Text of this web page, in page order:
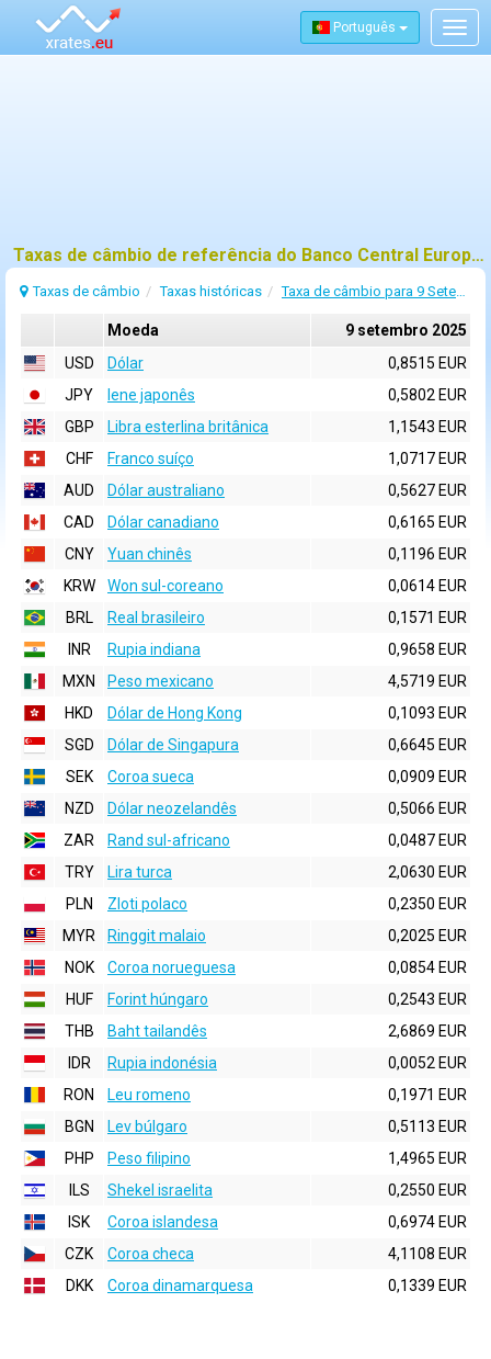
Português
Taxas de câmbio de referência do Banco Central Europeu (BCE) para 9 setembro 2025
Taxas de câmbio Taxas históricas Taxa de câmbio para 9 Setembro 2025
Moeda
9 setembro 2025
USD
Dólar
0,8515 EUR
JPY
Iene japonês
0,5802 EUR
GBP
Libra esterlina britânica
1,1543 EUR
CHF
Franco suíço
1,0717 EUR
AUD
Dólar australiano
0,5627 EUR
CAD
Dólar canadiano
0,6165 EUR
CNY
Yuan chinês
0,1196 EUR
KRW
Won sul-coreano
0,0614 EUR
BRL
Real brasileiro
0,1571 EUR
INR
Rupia indiana
0,9658 EUR
MXN
Peso mexicano
4,5719 EUR
HKD
Dólar de Hong Kong
0,1093 EUR
SGD
Dólar de Singapura
0,6645 EUR
SEK
Coroa sueca
0,0909 EUR
NZD
Dólar neozelandês
0,5066 EUR
ZAR
Rand sul-africano
0,0487 EUR
TRY
Lira turca
2,0630 EUR
PLN
Zloti polaco
0,2350 EUR
MYR
Ringgit malaio
0,2025 EUR
NOK
Coroa norueguesa
0,0854 EUR
HUF
Forint húngaro
0,2543 EUR
THB
Baht tailandês
2,6869 EUR
IDR
Rupia indonésia
0,0052 EUR
RON
Leu romeno
0,1971 EUR
BGN
Lev búlgaro
0,5113 EUR
PHP
Peso filipino
1,4965 EUR
ILS
Shekel israelita
0,2550 EUR
ISK
Coroa islandesa
0,6974 EUR
CZK
Coroa checa
4,1108 EUR
DKK
Coroa dinamarquesa 0,1339 EUR